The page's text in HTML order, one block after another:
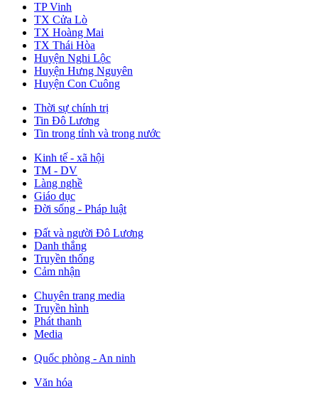
TP Vinh
TX Cửa Lò
TX Hoàng Mai
TX Thái Hòa
Huyện Nghi Lộc
Huyện Hưng Nguyên
Huyện Con Cuông
Thời sự chính trị
Tin Đô Lương
Tin trong tỉnh và trong nước
Kinh tế - xã hội
TM - DV
Làng nghề
Giáo dục
Đời sống - Pháp luật
Đất và người Đô Lương
Danh thắng
Truyền thống
Cảm nhận
Chuyên trang media
Truyền hình
Phát thanh
Media
Quốc phòng - An ninh
Văn hóa